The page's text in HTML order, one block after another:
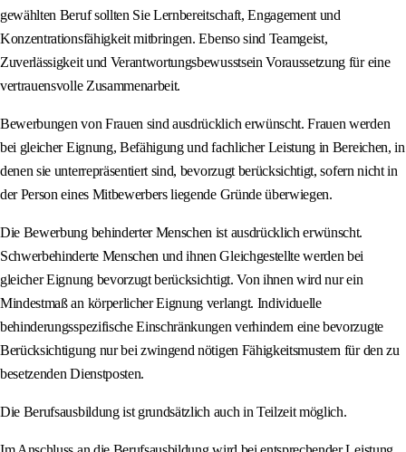
gewählten Beruf sollten Sie Lernbereitschaft, Engagement und
Konzentrationsfähigkeit mitbringen. Ebenso sind Teamgeist,
Zuverlässigkeit und Verantwortungsbewusstsein Voraussetzung für eine
vertrauensvolle Zusammenarbeit.
Bewerbungen von Frauen sind ausdrücklich erwünscht. Frauen werden
bei gleicher Eignung, Befähigung und fachlicher Leistung in Bereichen, in
denen sie unterrepräsentiert sind, bevorzugt berücksichtigt, sofern nicht in
der Person eines Mitbewerbers liegende Gründe überwiegen.
Die Bewerbung behinderter Menschen ist ausdrücklich erwünscht.
Schwerbehinderte Menschen und ihnen Gleichgestellte werden bei
gleicher Eignung bevorzugt berücksichtigt. Von ihnen wird nur ein
Mindestmaß an körperlicher Eignung verlangt. Individuelle
behinderungsspezifische Einschränkungen verhindern eine bevorzugte
Berücksichtigung nur bei zwingend nötigen Fähigkeitsmustern für den zu
besetzenden Dienstposten.
Die Berufsausbildung ist grundsätzlich auch in Teilzeit möglich.